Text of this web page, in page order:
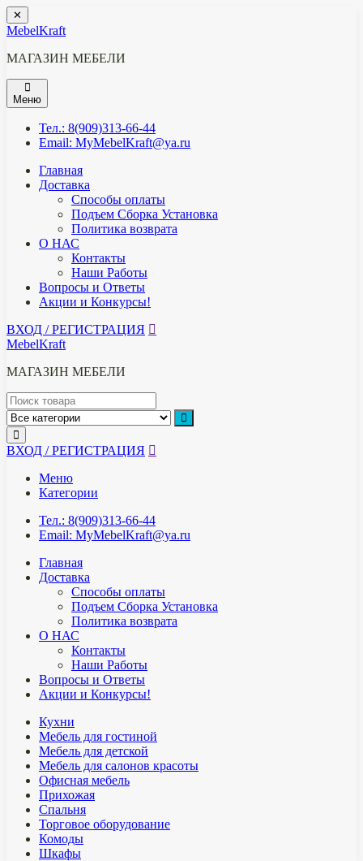
Перейти
к
✕
MebelKraft
МАГАЗИН МЕБЕЛИ
Меню
Тел.: 8(909)313-66-44
Email: MyMebelKraft@ya.ru
Главная
Доставка
Способы оплаты
Подъем Сборка Установка
Политика возврата
О НАС
Контакты
Наши Работы
Вопросы и Ответы
Акции и Конкурсы!
ВХОД / РЕГИСТРАЦИЯ
MebelKraft
МАГАЗИН МЕБЕЛИ
ВХОД / РЕГИСТРАЦИЯ
Меню
Категории
Тел.: 8(909)313-66-44
Email: MyMebelKraft@ya.ru
Главная
Доставка
Способы оплаты
Подъем Сборка Установка
Политика возврата
О НАС
Контакты
Наши Работы
Вопросы и Ответы
Акции и Конкурсы!
Кухни
Мебель для гостиной
Мебель для детской
Мебель для салонов красоты
Офисная мебель
Прихожая
Спальня
Торговое оборудование
Комоды
Шкафы